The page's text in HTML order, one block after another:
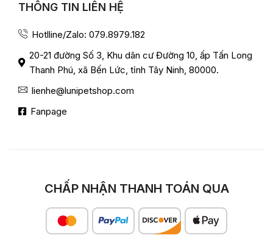
THÔNG TIN LIÊN HỆ
Hotlline/Zalo: 079.8979.182
20-21 đường Số 3, Khu dân cư Đường 10, ấp Tấn Long
Thanh Phú, xã Bến Lức, tỉnh Tây Ninh, 80000.
lienhe@lunipetshop.com
Fanpage
CHẤP NHẬN THANH TOÁN QUA